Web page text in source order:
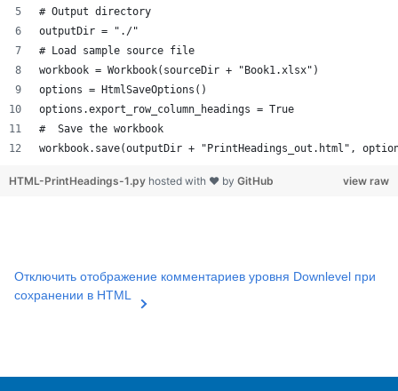
# Output directory
outputDir = "./"
# Load sample source file
workbook = Workbook(sourceDir + "Book1.xlsx")
options = HtmlSaveOptions()
options.export_row_column_headings = True
#  Save the workbook
workbook.save(outputDir + "PrintHeadings_out.html",
view raw
HTML-PrintHeadings-1.py hosted with ❤ by GitHub
Отключить отображение комментариев уровня Downlevel при
сохранении в HTML